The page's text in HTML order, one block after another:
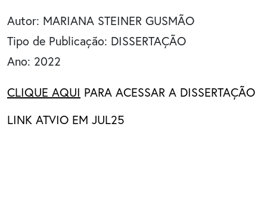
Autor: MARIANA STEINER GUSMÃO
Tipo de Publicação: DISSERTAÇÃO
Ano: 2022
CLIQUE AQUI PARA ACESSAR A DISSERTAÇÃO
LINK ATVIO EM JUL25